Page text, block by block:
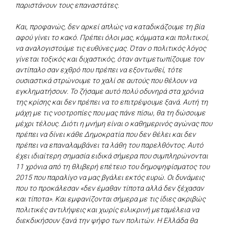
παριστάνουν τους επαναστάτες.
Και, προφανώς, δεν αρκεί απλώς να καταδικάζουμε τη βία
αφού γίνει το κακό. Πρέπει όλοι μας, κόμματα και πολιτικοί,
να αναλογιστούμε τις ευθύνες μας. Όταν ο πολιτικός λόγος
γίνεται τοξικός και διχαστικός, όταν αντιμετωπίζουμε τον
αντίπαλο σαν εχθρό που πρέπει να εξοντωθεί, τότε
ουσιαστικά στρώνουμε το χαλί σε αυτούς που θέλουν να
εγκληματήσουν. Το ζήσαμε αυτό πολύ οδυνηρά στα χρόνια
της κρίσης και δεν πρέπει να το επιτρέψουμε ξανά. Αυτή τη
μάχη με τις νοοτροπίες που μας πάνε πίσω, θα τη δώσουμε
μέχρι τέλους. Διότι η μνήμη είναι ο καθημερινός αγώνας που
πρέπει να δίνει κάθε Δημοκρατία που δεν θέλει και δεν
πρέπει να επαναλαμβάνει τα λάθη του παρελθόντος. Αυτό
έχει ιδιαίτερη σημασία ειδικά σήμερα που συμπληρώνονται
11 χρόνια από τη θλιβερή επέτειο του δημοψηφίσματος του
2015 που παραλίγο να μας βγάλει εκτός ευρώ. Οι δυνάμεις
που το προκάλεσαν «δεν έμαθαν τίποτα αλλά δεν ξέχασαν
και τίποτα». Και εμφανίζονται σήμερα με τις ίδιες ακριβώς
πολιτικές αντιλήψεις και χωρίς ειλικρινή μεταμέλεια να
διεκδικήσουν ξανά την ψήφο των πολιτών. Η Ελλάδα θα